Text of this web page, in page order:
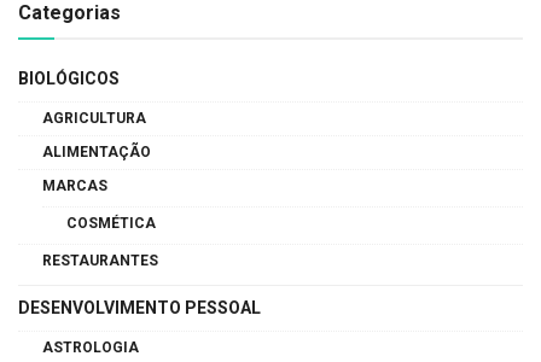
Categorias
BIOLÓGICOS
AGRICULTURA
ALIMENTAÇÃO
MARCAS
COSMÉTICA
RESTAURANTES
DESENVOLVIMENTO PESSOAL
ASTROLOGIA